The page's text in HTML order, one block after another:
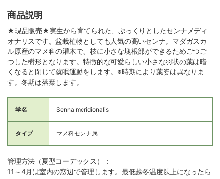
商品説明
★現品販売★実生から育てられた、ぷっくりとしたセンナメディ
オナリスです。盆栽植物としても人気の高いセンナ。マダガスカ
ル原産のマメ科の灌木で、枝に小さな塊根部ができるためごつご
つした樹形となります。特徴的な可愛らしい小さな羽状の葉は暗
くなると閉じて就眠運動をします。※時期により葉姿は異なりま
す。冬期は落葉します。
学名 Senna meridionalis
タイプ マメ科センナ属
管理方法（夏型コーデックス）：
11～4月は室内の窓辺で管理します。最低越冬温度以上になったら